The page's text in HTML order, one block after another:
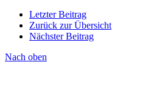
Letzter Beitrag
Zurück zur Übersicht
Nächster Beitrag
Nach oben